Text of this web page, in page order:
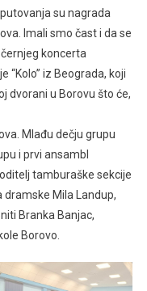
su nagrada
Imali smo čast i da se
koncerta
“Kolo” iz Beograda, koji
dvorani u Borovu što će,
Mlađu dečju grupu
i prvi ansambl
tamburaške sekcije
dramske Mila Landup,
Branka Banjac,
Borovo.